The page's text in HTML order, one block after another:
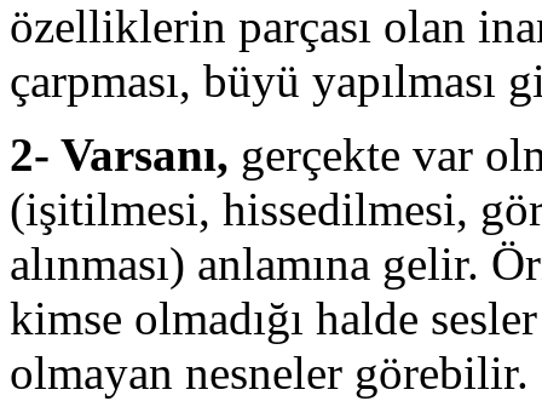
özelliklerin parçası olan
çarpması, büyü yapılması
2- Varsanı, gerçekte var
(işitilmesi, hissedilmesi,
alınması) anlamına gelir.
kimse olmadığı halde
olmayan nesneler görebilir.